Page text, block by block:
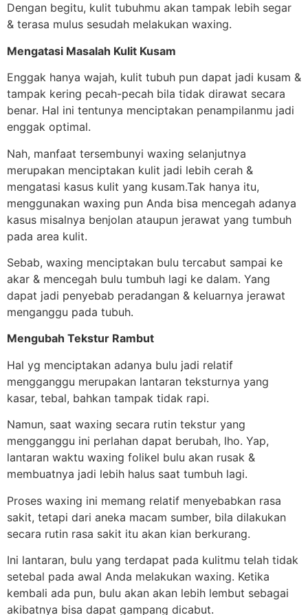
Dengan begitu, kulit tubuhmu akan tampak lebih segar
& terasa mulus sesudah melakukan waxing.
Mengatasi Masalah Kulit Kusam
Enggak hanya wajah, kulit tubuh pun dapat jadi kusam &
tampak kering pecah-pecah bila tidak dirawat secara
benar. Hal ini tentunya menciptakan penampilanmu jadi
enggak optimal.
Nah, manfaat tersembunyi waxing selanjutnya
merupakan menciptakan kulit jadi lebih cerah &
mengatasi kasus kulit yang kusam.Tak hanya itu,
menggunakan waxing pun Anda bisa mencegah adanya
kasus misalnya benjolan ataupun jerawat yang tumbuh
pada area kulit.
Sebab, waxing menciptakan bulu tercabut sampai ke
akar & mencegah bulu tumbuh lagi ke dalam. Yang
dapat jadi penyebab peradangan & keluarnya jerawat
menganggu pada tubuh.
Mengubah Tekstur Rambut
Hal yg menciptakan adanya bulu jadi relatif
mengganggu merupakan lantaran teksturnya yang
kasar, tebal, bahkan tampak tidak rapi.
Namun, saat waxing secara rutin tekstur yang
mengganggu ini perlahan dapat berubah, lho. Yap,
lantaran waktu waxing folikel bulu akan rusak &
membuatnya jadi lebih halus saat tumbuh lagi.
Proses waxing ini memang relatif menyebabkan rasa
sakit, tetapi dari aneka macam sumber, bila dilakukan
secara rutin rasa sakit itu akan kian berkurang.
Ini lantaran, bulu yang terdapat pada kulitmu telah tidak
setebal pada awal Anda melakukan waxing. Ketika
kembali ada pun, bulu akan akan lebih lembut sebagai
akibatnya bisa dapat gampang dicabut.